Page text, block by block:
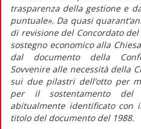
trasparenza della gestione e
puntuale». Da quasi
di revisione del Concordato
sostegno economico alla
dal documento della
Sovvenire alle necessità della
sui due pilastri dell’otto per
per il sostentamento del
abitualmente identificato con
titolo del documento del 1988.